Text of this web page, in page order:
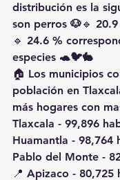
distribución es la
son perros 🐶🔹
🔹 24.6 %
especies 🐢🐦🐇
🏠 Los municipios
población en
más hogares con
Tlaxcala - 99,896
Huamantla - 98,764
Pablo del Monte -
📍 Apizaco - 80,725